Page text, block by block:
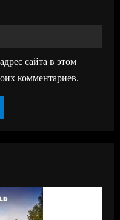
сайта в этом
комментариев.